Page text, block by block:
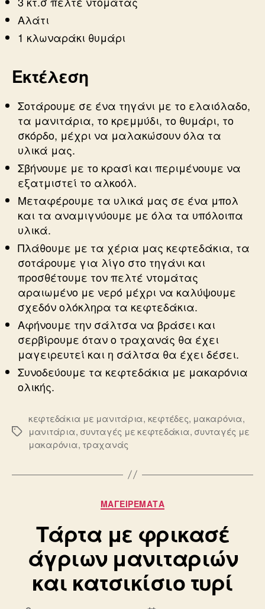
Αλάτι
1 κλωναράκι θυμάρι
Εκτέλεση
Σοτάρουμε σε ένα τηγάνι με το ελαιόλαδο,
τα μανιτάρια, το κρεμμύδι, το θυμάρι, το
σκόρδο, μέχρι να μαλακώσουν όλα τα
υλικά μας.
Σβήνουμε με το κρασί και περιμένουμε να
εξατμιστεί το αλκοόλ.
Μεταφέρουμε τα υλικά μας σε ένα μπολ
και τα αναμιγνύουμε με όλα τα υπόλοιπα
υλικά.
Πλάθουμε με τα χέρια μας κεφτεδάκια, τα
σοτάρουμε για λίγο στο τηγάνι και
προσθέτουμε τον πελτέ ντομάτας
αραιωμένο με νερό μέχρι να καλύψουμε
σχεδόν ολόκληρα τα κεφτεδάκια.
Αφήνουμε την σάλτσα να βράσει και
σερβίρουμε όταν ο τραχανάς θα έχει
μαγειρευτεί και η σάλτσα θα έχει δέσει.
Συνοδεύουμε τα κεφτεδάκια με μακαρόνια
ολικής.
Ετικέτες
κεφτεδάκια με μανιτάρια, κεφτέδες, μακαρόνια,
μανιτάρια, συνταγές με κεφτεδάκια, συνταγές με
μακαρόνια, τραχανάς
Κατηγορίες
ΜΑΓΕΙΡΕΜΑΤΑ
Τάρτα με φρικασέ
άγριων μανιταριών
και κατσικίσιο τυρί